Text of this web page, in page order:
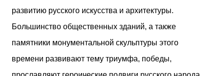
развитию русского искусства и архитектуры.
Большинство общественных зданий, а также
памятники монументальной скульптуры этого
времени развивают тему триумфа, победы,